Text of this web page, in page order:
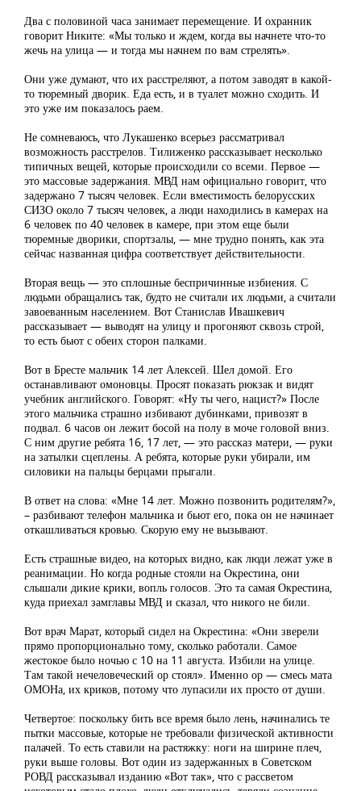
Два с половиной часа занимает перемещение. И охранник
говорит Никите: «Мы только и ждем, когда вы начнете что-то
жечь на улица — и тогда мы начнем по вам стрелять».
Они уже думают, что их расстреляют, а потом заводят в какой-
то тюремный дворик. Еда есть, и в туалет можно сходить. И
это уже им показалось раем.
Не сомневаюсь, что Лукашенко всерьез рассматривал
возможность расстрелов. Тилиженко рассказывает несколько
типичных вещей, которые происходили со всеми. Первое —
это массовые задержания. МВД нам официально говорит, что
задержано 7 тысяч человек. Если вместимость белорусских
СИЗО около 7 тысяч человек, а люди находились в камерах на
6 человек по 40 человек в камере, при этом еще были
тюремные дворики, спортзалы, — мне трудно понять, как эта
сейчас названная цифра соответствует действительности.
Вторая вещь — это сплошные беспричинные избиения. С
людьми обращались так, будто не считали их людьми, а считали
завоеванным населением. Вот Станислав Ивашкевич
рассказывает — выводят на улицу и прогоняют сквозь строй,
то есть бьют с обеих сторон палками.
Вот в Бресте мальчик 14 лет Алексей. Шел домой. Его
останавливают омоновцы. Просят показать рюкзак и видят
учебник английского. Говорят: «Ну ты чего, нацист?» После
этого мальчика страшно избивают дубинками, привозят в
подвал. 6 часов он лежит босой на полу в моче головой вниз.
С ним другие ребята 16, 17 лет, — это рассказ матери, — руки
на затылки сцеплены. А ребята, которые руки убирали, им
силовики на пальцы берцами прыгали.
В ответ на слова: «Мне 14 лет. Можно позвонить родителям?»,
– разбивают телефон мальчика и бьют его, пока он не начинает
откашливаться кровью. Скорую ему не вызывают.
Есть страшные видео, на которых видно, как люди лежат уже в
реанимации. Но когда родные стояли на Окрестина, они
слышали дикие крики, вопль голосов. Это та самая Окрестина,
куда приехал замглавы МВД и сказал, что никого не били.
Вот врач Марат, который сидел на Окрестина: «Они зверели
прямо пропорционально тому, сколько работали. Самое
жестокое было ночью с 10 на 11 августа. Избили на улице.
Там такой нечеловеческий ор стоял». Именно ор — смесь мата
ОМОНа, их криков, потому что лупасили их просто от души.
Четвертое: поскольку бить все время было лень, начинались те
пытки массовые, которые не требовали физической активности
палачей. То есть ставили на растяжку: ноги на ширине плеч,
руки выше головы. Вот один из задержанных в Советском
РОВД рассказывал изданию «Вот так», что с рассветом